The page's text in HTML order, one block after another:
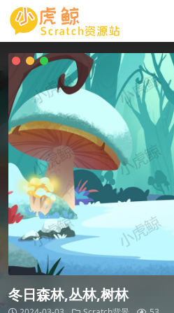
冬日森林,丛林,树林